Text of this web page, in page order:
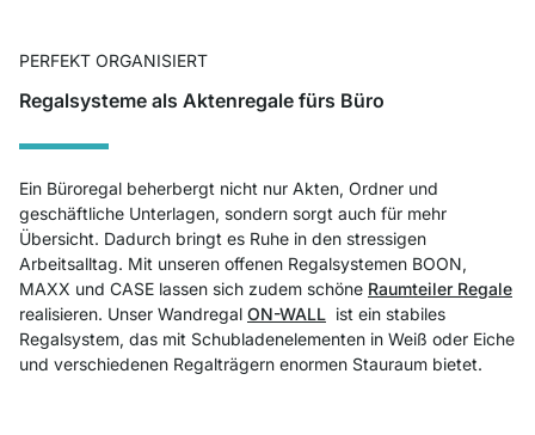
PERFEKT ORGANISIERT
Regalsysteme als Aktenregale fürs Büro
Ein Büroregal beherbergt nicht nur Akten, Ordner und
geschäftliche Unterlagen, sondern sorgt auch für mehr
Übersicht. Dadurch bringt es Ruhe in den stressigen
Arbeitsalltag. Mit unseren offenen Regalsystemen BOON,
MAXX und CASE lassen sich zudem schöne Raumteiler Regale
realisieren. Unser Wandregal ON-WALL ist ein stabiles
Regalsystem, das mit Schubladenelementen in Weiß oder Eiche
und verschiedenen Regalträgern enormen Stauraum bietet.